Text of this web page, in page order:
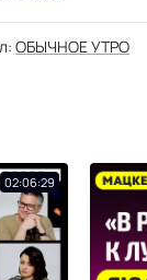
ОБЫЧНОЕ УТРО
02:06:29